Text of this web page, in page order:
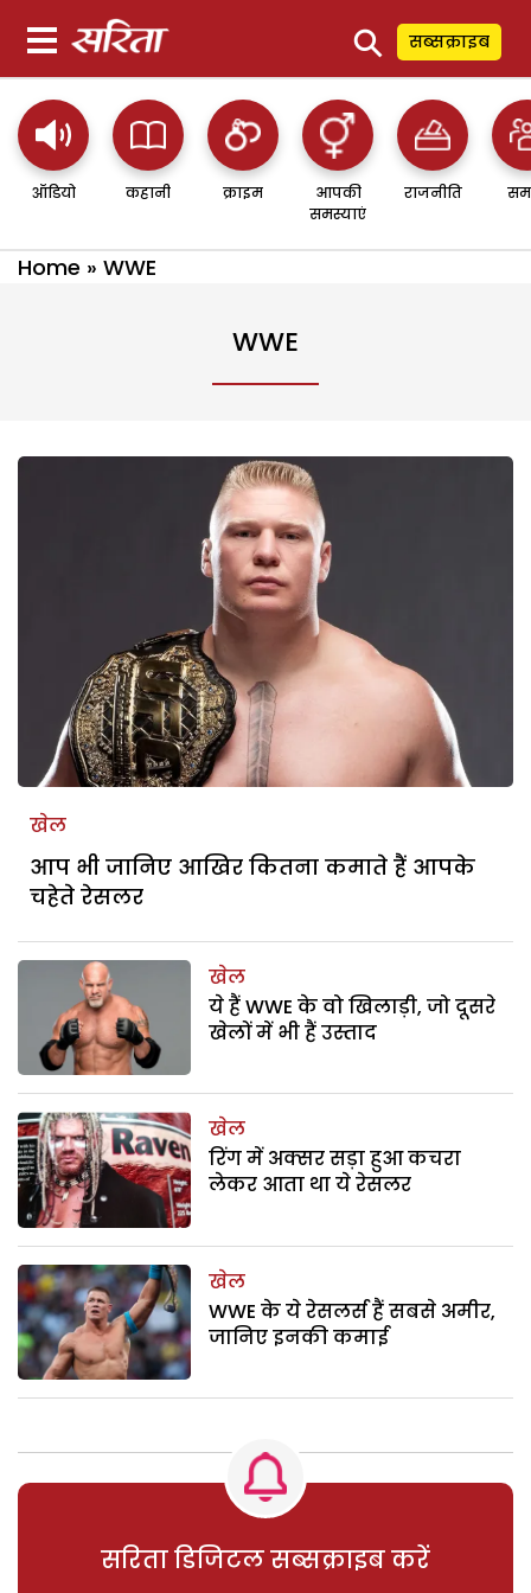
⚲ सब्सक्राइब
ऑडियो कहानी क्राइम
आपकी
समस्याएं
राजनीति
Home » WWE
WWE
खेल
आप भी जानिए आखिर कितना कमाते हैं आपके
चहेते रेसलर
खेल
ये हैं WWE के वो खिलाड़ी, जो दूसरे
खेलों में भी हैं उस्ताद
खेल
रिंग में अक्सर सड़ा हुआ कचरा
लेकर आता था ये रेसलर
खेल
WWE के ये रेसलर्स हैं सबसे अमीर,
जानिए इनकी कमाई
सरिता डिजिटल सब्सक्राइब करें